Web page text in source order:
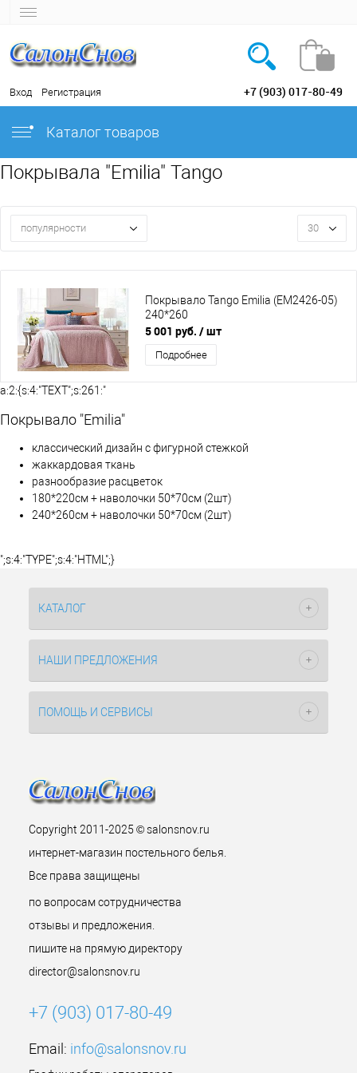
Вход Регистрация +7 (903) 017-80-49
Каталог товаров
Покрывала "Emilia" Tango
популярности 30
Покрывало Tango Emilia (EM2426-05)
240*260
5 001 руб. / шт
Подробнее
a:2:{s:4:"TEXT";s:261:"
Покрывало "Emilia"
классический дизайн с фигурной стежкой
жаккардовая ткань
разнообразие расцветок
180*220см + наволочки 50*70см (2шт)
240*260см + наволочки 50*70см (2шт)
";s:4:"TYPE";s:4:"HTML";}
КАТАЛОГ
НАШИ ПРЕДЛОЖЕНИЯ
ПОМОЩЬ И СЕРВИСЫ
Copyright 2011-2025 © salonsnov.ru
интернет-магазин постельного белья.
Все права защищены
по вопросам сотрудничества
отзывы и предложения.
пишите на прямую директору
director@salonsnov.ru
+7 (903) 017-80-49
Email: info@salonsnov.ru